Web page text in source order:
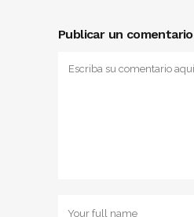
Publicar un comentario